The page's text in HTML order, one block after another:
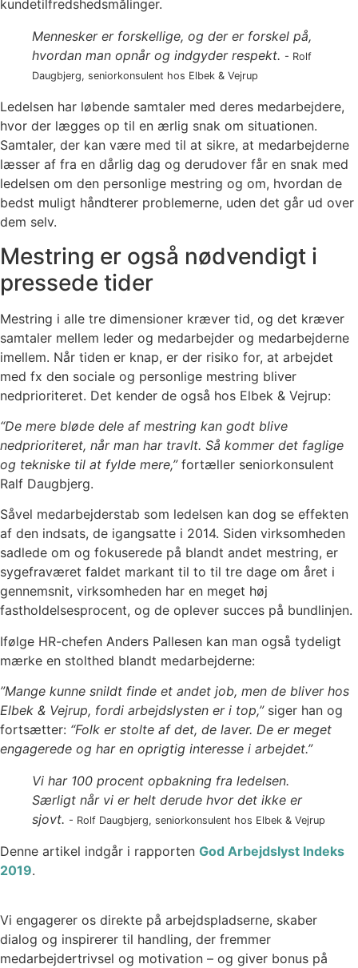
kundetilfredshedsmålinger.
Mennesker er forskellige, og der er forskel på,
hvordan man opnår og indgyder respekt. - Rolf
Daugbjerg, seniorkonsulent hos Elbek & Vejrup
Ledelsen har løbende samtaler med deres medarbejdere,
hvor der lægges op til en ærlig snak om situationen.
Samtaler, der kan være med til at sikre, at medarbejderne
læsser af fra en dårlig dag og derudover får en snak med
ledelsen om den personlige mestring og om, hvordan de
bedst muligt håndterer problemerne, uden det går ud over
dem selv.
Mestring er også nødvendigt i
pressede tider
Mestring i alle tre dimensioner kræver tid, og det kræver
samtaler mellem leder og medarbejder og medarbejderne
imellem. Når tiden er knap, er der risiko for, at arbejdet
med fx den sociale og personlige mestring bliver
nedprioriteret. Det kender de også hos Elbek & Vejrup:
“De mere bløde dele af mestring kan godt blive
nedprioriteret, når man har travlt. Så kommer det faglige
og tekniske til at fylde mere,”fortæller seniorkonsulent
Ralf Daugbjerg.
Såvel medarbejderstab som ledelsen kan dog se effekten
af den indsats, de igangsatte i 2014. Siden virksomheden
sadlede om og fokuserede på blandt andet mestring, er
sygefraværet faldet markant til to til tre dage om året i
gennemsnit, virksomheden har en meget høj
fastholdelsesprocent, og de oplever succes på bundlinjen.
Ifølge HR-chefen Anders Pallesen kan man også tydeligt
mærke en stolthed blandt medarbejderne:
”Mange kunne snildt finde et andet job, men de bliver hos
Elbek & Vejrup, fordi arbejdslysten er i top,” siger han og
fortsætter: “Folk er stolte af det, de laver. De er meget
engagerede og har en oprigtig interesse i arbejdet.”
Vi har 100 procent opbakning fra ledelsen.
Særligt når vi er helt derude hvor det ikke er
sjovt. - Rolf Daugbjerg, seniorkonsulent hos Elbek & Vejrup
Denne artikel indgår i rapporten God Arbejdslyst Indeks
2019.
Vi engagerer os direkte på arbejdspladserne, skaber
dialog og inspirerer til handling, der fremmer
medarbejdertrivsel og motivation – og giver bonus på